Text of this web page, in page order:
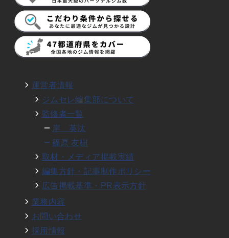
運営者情報
ジムセレ編集部について
監修者一覧
岸 英汰
篠原 友樹
取材・メディア掲載実績
編集方針・記事制作ポリシー
広告掲載基準・PR表示方針
業務内容
お問い合わせ
採用情報